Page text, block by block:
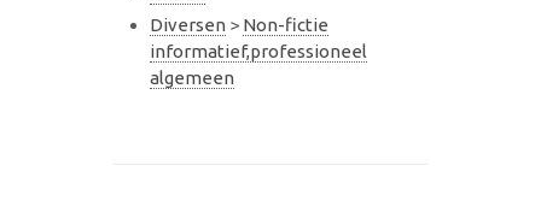
Diversen > Non-fictie
informatief,professioneel
algemeen